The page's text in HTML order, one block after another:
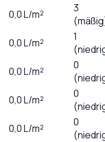
0,0L/m²
3
0,0L/m²
1
0,0L/m²
0
0,0L/m²
0
0,0L/m²
0